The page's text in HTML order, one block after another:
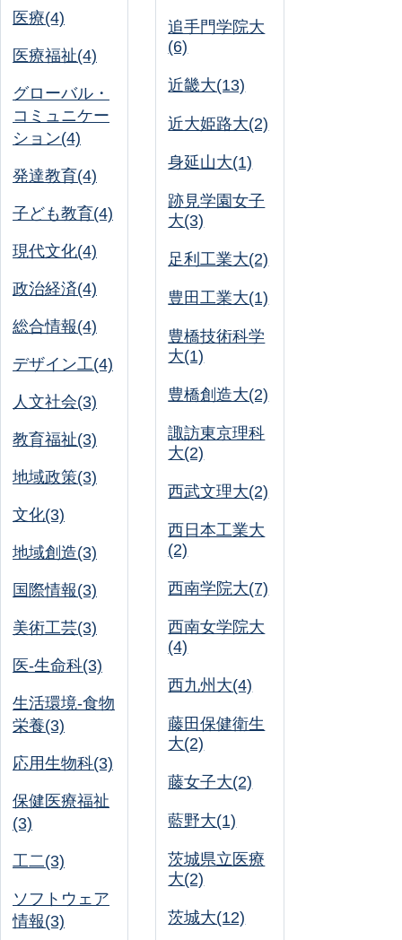
医療(4)
医療福祉(4)
グローバル・
コミュニケー
ション(4)
発達教育(4)
子ども教育(4)
現代文化(4)
政治経済(4)
総合情報(4)
デザイン工(4)
人文社会(3)
教育福祉(3)
地域政策(3)
文化(3)
地域創造(3)
国際情報(3)
美術工芸(3)
医-生命科(3)
生活環境-食物
栄養(3)
応用生物科(3)
保健医療福祉
(3)
工二(3)
ソフトウェア
情報(3)
追手門学院大
(6)
近畿大(13)
近大姫路大(2)
身延山大(1)
跡見学園女子
大(3)
足利工業大(2)
豊田工業大(1)
豊橋技術科学
大(1)
豊橋創造大(2)
諏訪東京理科
大(2)
西武文理大(2)
西日本工業大
(2)
西南学院大(7)
西南女学院大
(4)
西九州大(4)
藤田保健衛生
大(2)
藤女子大(2)
藍野大(1)
茨城県立医療
大(2)
茨城大(12)